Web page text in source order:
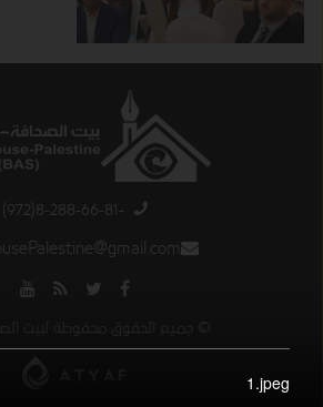
1.jpeg
-8-288-66-81(972)